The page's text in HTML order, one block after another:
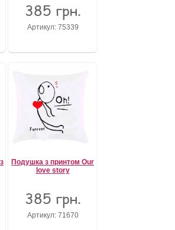
385 грн.
Артикул: 75339
Подушка з принтом Our
love story
385 грн.
Артикул: 71670